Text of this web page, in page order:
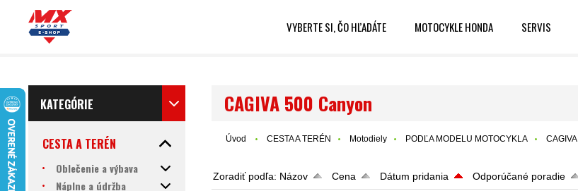
VYBERTE SI, ČO HĽADÁTE MOTOCYKLE HONDA SERVIS
KATEGÓRIE
CESTA A TERÉN
Oblečenie a výbava
Náplne a údržba
CAGIVA 500 Canyon
Úvod CESTA A TERÉN Motodiely PODĽA MODELU MOTOCYKLA CAGIVA
Zoradiť podľa: Názov Cena Dátum pridania Odporúčané poradie